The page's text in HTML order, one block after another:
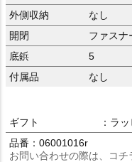
外側収納
なし
開閉
ファスナ
底鋲
5
付属品
なし
ギフト
：ラ
品番：06001016r
お問い合わせの際は、コ